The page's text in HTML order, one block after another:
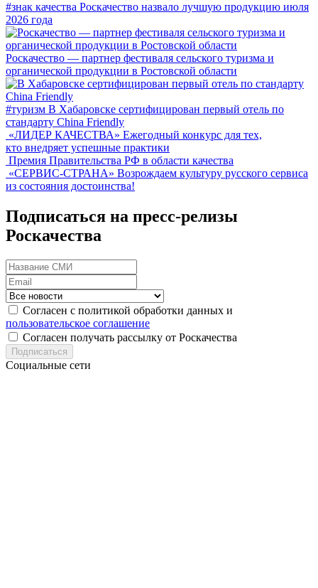
#знак качества Роскачество назвало лучшую продукцию июля
2026 года
Роскачество — партнер фестиваля сельского туризма и
органической продукции в Ростовской области
#туризм В Хабаровске сертифицирован первый отель по
стандарту China Friendly
«ЛИДЕР КАЧЕСТВА» Ежегодный конкурс для тех,
кто внедряет успешные практики
Премия Правительства РФ в области качества
«СЕРВИС-СТРАНА» Возрождаем культуру русского сервиса
из состояния достоинства!
Подписаться на пресс-релизы
Роскачества
Согласен с политикой обработки данных и
пользовательское соглашение
Согласен получать рассылку от Роскачества
Подписаться
Социальные сети